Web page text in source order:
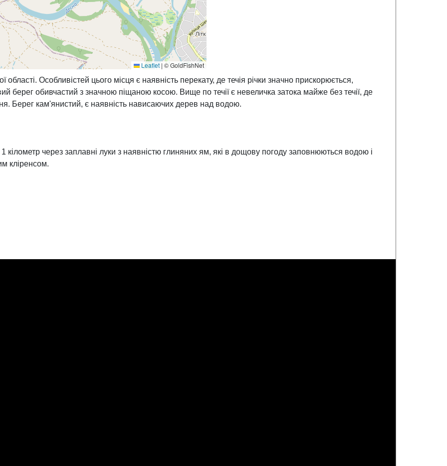
Leaflet | © GoldFishNet
Особливістей цього місця є наявність перекату, де течія річки значно прискорюється,
берег обивчастий з значною піщаною косою. Вище по течії є невеличка затока майже без течії, де
Берег кам'янистий, є наявність нависаючих дерев над водою.
кілометр через заплавні луки з наявністю глиняних ям, які в дощову погоду заповнюються водою і
кліренсом.